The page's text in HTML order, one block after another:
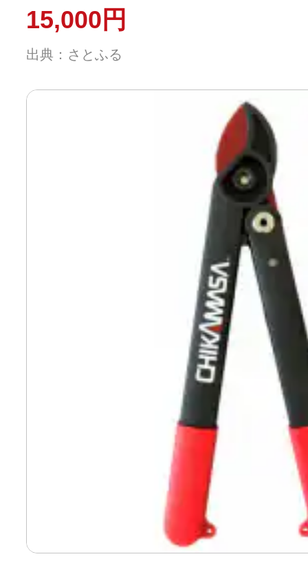
15,000円
出典：さとふる